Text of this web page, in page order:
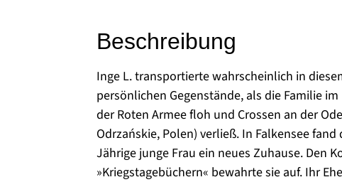
Beschreibung
Inge L. transportierte wahrscheinlich in
persönlichen Gegenstände, als die Familie
der Roten Armee floh und Crossen an der
Odrzańskie, Polen) verließ. In Falkensee fand
Jährige junge Frau ein neues Zuhause. Den
»Kriegstagebüchern« bewahrte sie auf. Ihr